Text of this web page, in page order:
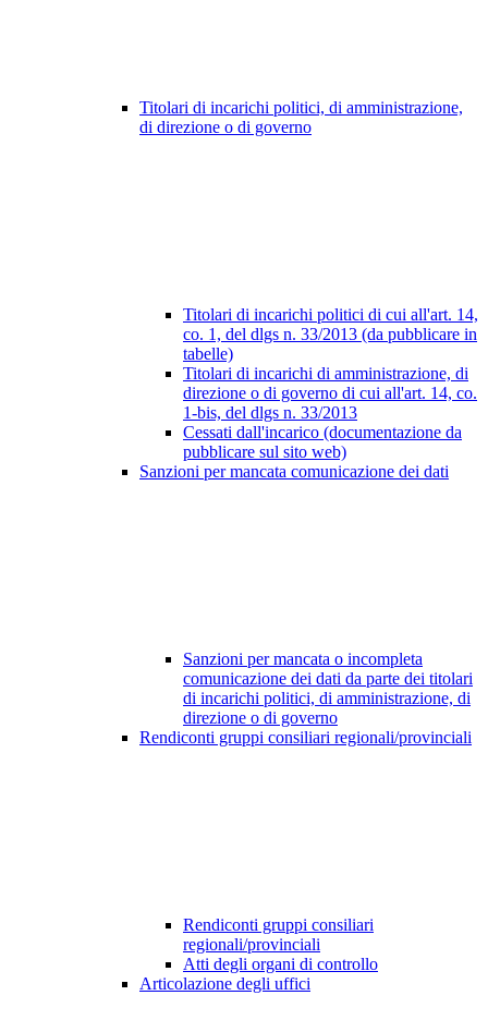
Titolari di incarichi politici, di amministrazione,
di direzione o di governo
Titolari di incarichi politici di cui all'art. 14,
co. 1, del dlgs n. 33/2013 (da pubblicare in
tabelle)
Titolari di incarichi di amministrazione, di
direzione o di governo di cui all'art. 14, co.
1-bis, del dlgs n. 33/2013
Cessati dall'incarico (documentazione da
pubblicare sul sito web)
Sanzioni per mancata comunicazione dei dati
Sanzioni per mancata o incompleta
comunicazione dei dati da parte dei titolari
di incarichi politici, di amministrazione, di
direzione o di governo
Rendiconti gruppi consiliari regionali/provinciali
Rendiconti gruppi consiliari
regionali/provinciali
Atti degli organi di controllo
Articolazione degli uffici